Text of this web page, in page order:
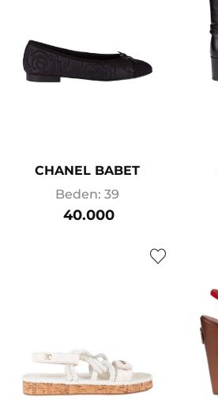
CHANEL BABET
Beden: 39
40.000